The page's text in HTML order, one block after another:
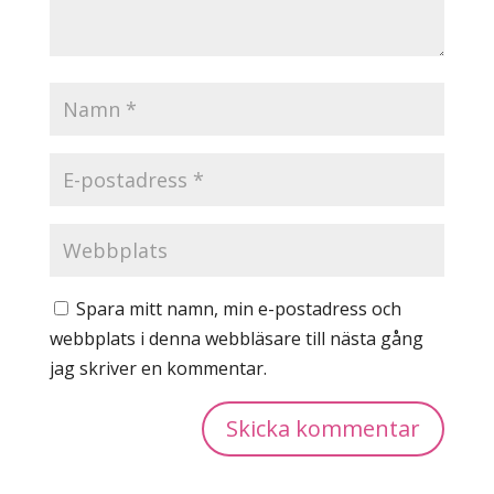
Spara mitt namn, min e-postadress och
webbplats i denna webbläsare till nästa gång
jag skriver en kommentar.